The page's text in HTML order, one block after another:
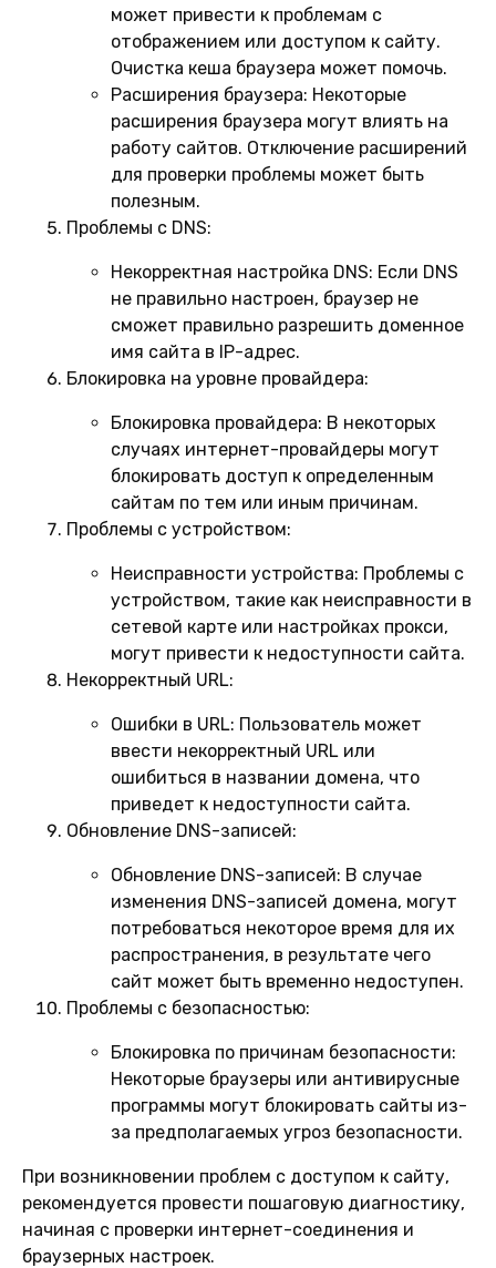
может привести к проблемам с
отображением или доступом к сайту.
Очистка кеша браузера может помочь.
Расширения браузера: Некоторые
расширения браузера могут влиять на
работу сайтов. Отключение расширений
для проверки проблемы может быть
полезным.
Проблемы с DNS:
Некорректная настройка DNS: Если DNS
не правильно настроен, браузер не
сможет правильно разрешить доменное
имя сайта в IP-адрес.
Блокировка на уровне провайдера:
Блокировка провайдера: В некоторых
случаях интернет-провайдеры могут
блокировать доступ к определенным
сайтам по тем или иным причинам.
Проблемы с устройством:
Неисправности устройства: Проблемы с
устройством, такие как неисправности в
сетевой карте или настройках прокси,
могут привести к недоступности сайта.
Некорректный URL:
Ошибки в URL: Пользователь может
ввести некорректный URL или
ошибиться в названии домена, что
приведет к недоступности сайта.
Обновление DNS-записей:
Обновление DNS-записей: В случае
изменения DNS-записей домена, могут
потребоваться некоторое время для их
распространения, в результате чего
сайт может быть временно недоступен.
Проблемы с безопасностью:
Блокировка по причинам безопасности:
Некоторые браузеры или антивирусные
программы могут блокировать сайты из-
за предполагаемых угроз безопасности.
При возникновении проблем с доступом к сайту,
рекомендуется провести пошаговую диагностику,
начиная с проверки интернет-соединения и
браузерных настроек.